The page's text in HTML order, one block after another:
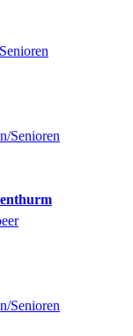
Senioren
Senioren